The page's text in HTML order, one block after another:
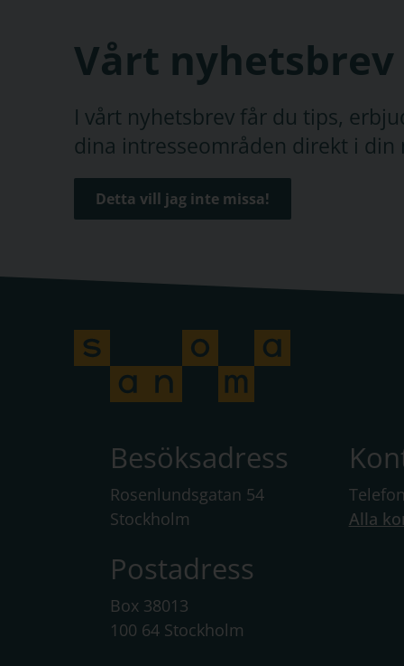
Vårt nyhetsbrev
I vårt nyhetsbrev får du tips,
dina intresseområden direkt i din
Detta vill jag inte missa!
Besöksadress
Rosenlundsgatan 54
Stockholm
Postadress
Box 38013
100 64 Stockholm
Alla